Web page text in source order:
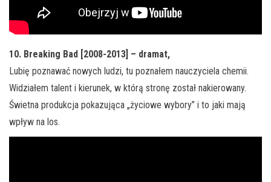
10. Breaking Bad [2008-2013] – dramat,
Lubię poznawać nowych ludzi, tu poznałem nauczyciela chemii.
Widziałem talent i kierunek, w którą stronę został nakierowany.
Świetna produkcja pokazująca „życiowe wybory” i to jaki mają
wpływ na los.